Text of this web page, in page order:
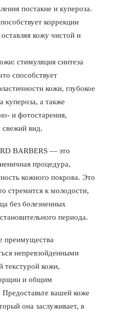
постакне и купероза.
коррекции
кожу чистой и
стимуляция синтеза
способствует
кожи, глубокое
купероза, а также
и фотостарения,
свежий вид.
BARBERS — это
процедура,
кожного покрова. Это
стремится к молодости,
без болезненных
периода.
преимущества
непревзойденными
текстурой кожи,
и общим
вашей коже
она заслуживает, в